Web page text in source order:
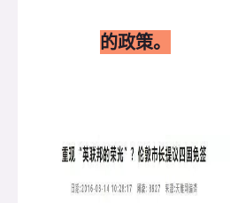
的政策。